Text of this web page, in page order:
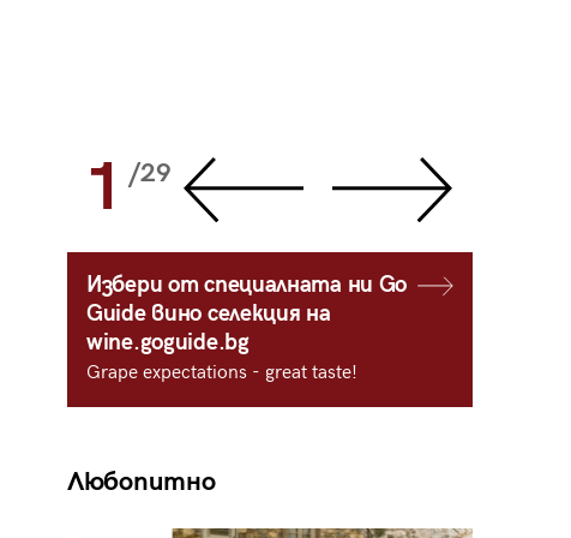
1 /29
Избери от специалната ни Go
Guide вино селекция на
wine.goguide.bg
Grape expectations - great taste!
Любопитно